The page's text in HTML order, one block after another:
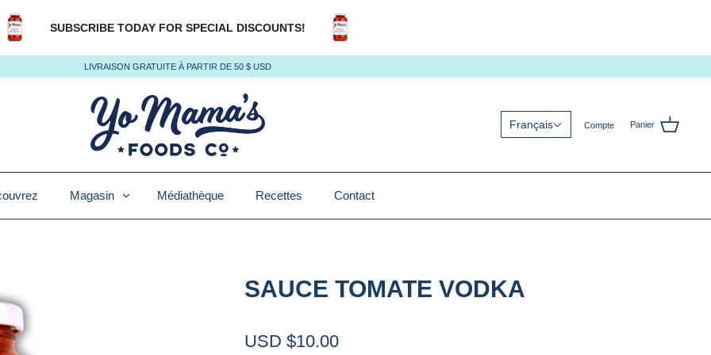
SUBSCRIBE TODAY FOR SPECIAL DISCOUNTS!
LIVRAISON GRATUITE À PARTIR DE 50 $ USD
Français Compte Panier
Magasin Médiathèque Recettes Contact
SAUCE TOMATE VODKA
USD $10.00